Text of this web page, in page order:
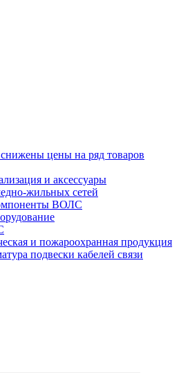
цены на ряд товаров
и аксессуары
жильных сетей
ВОЛС
и пожароохранная продукция
подвески кабелей связи